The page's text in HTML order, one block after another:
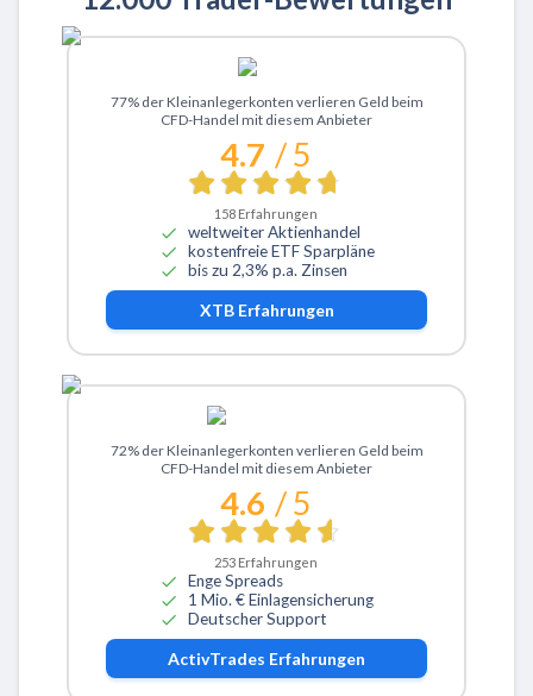
Zu XTB
77% der Kleinanlegerkonten verlieren Geld beim
CFD-Handel mit diesem Anbieter
4.7 / 5
158 Erfahrungen
weltweiter Aktienhandel
kostenfreie ETF Sparpläne
bis zu 2,3% p.a. Zinsen
XTBErfahrungen
Zu ActivTrades
72% der Kleinanlegerkonten verlieren Geld beim
CFD-Handel mit diesem Anbieter
4.6 / 5
253 Erfahrungen
Enge Spreads
1 Mio. € Einlagensicherung
Deutscher Support
ActivTrades Erfahrungen